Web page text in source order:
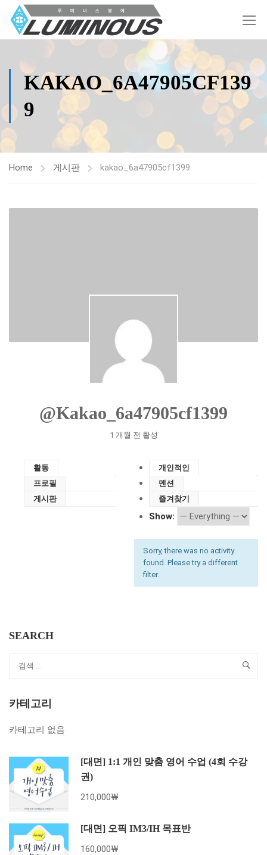
KAKAO_6A47905CF139
9
Home 게시판 kakao_6a47905cf1399
@kakao_6a47905cf1399
1 개월 전 활성
활동
프로필
게시판
개인적인
멘션
즐겨찾기
Show:
Sorry, there was no activity
found. Please try a different
filter.
SEARCH
카테고리
카테고리 없음
[대면] 1:1 개인 맞춤 영어 수업 (4회 수강
권)
210,000₩
[대면] 오픽 IM3/IH 목표반
160,000₩